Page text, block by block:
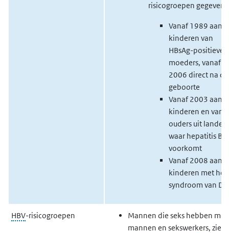
risicogroepen gegeven:
Vanaf 1989 aan
kinderen van
HBsAg-positieve
moeders, vanaf
2006 direct na de
geboorte
Vanaf 2003 aan
kinderen en van
ouders uit landen
waar hepatitis B
voorkomt
Vanaf 2008 aan
kinderen met het
syndroom van
HBV-risicogroepen
Mannen die seks hebben met
mannen en sekswerkers, zie